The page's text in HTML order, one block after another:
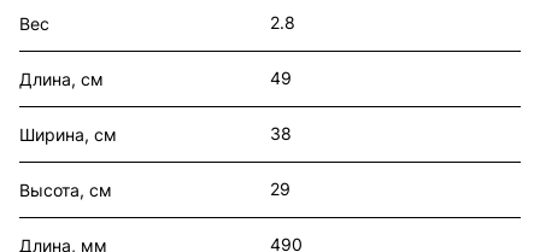
Вес 2.8
Длина, см 49
Ширина, см 38
Высота, см 29
Длина, мм 490